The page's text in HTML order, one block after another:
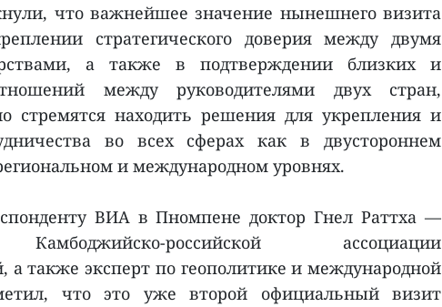
что важнейшее значение нынешнего визита
стратегического доверия между двумя
а также в подтверждении близких и
между руководителями двух стран,
стремятся находить решения для укрепления и
во всех сферах как в двустороннем
и международном уровнях.
ВИА в Пномпене доктор Гнел Раттха —
российской ассоциации
а также эксперт по геополитике и международной
что это уже второй официальный визит